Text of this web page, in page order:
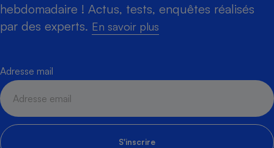
hebdomadaire ! Actus, tests, enquêtes réalisés
par des experts. En savoir plus
Adresse mail
S'inscrire